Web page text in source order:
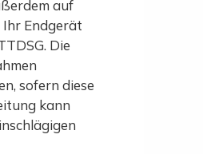
auf
Ihr Endgerät
Die
sofern diese
kann